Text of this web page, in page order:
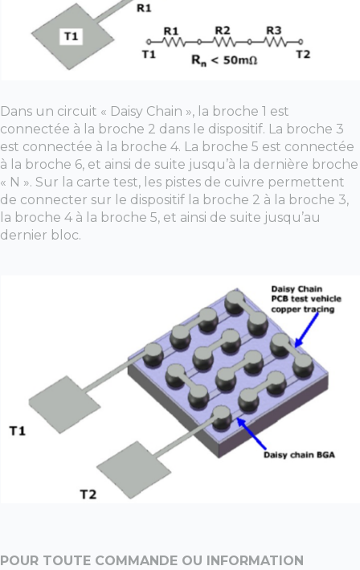
Dans un circuit « Daisy Chain », la broche 1 est
connectée à la broche 2 dans le dispositif. La broche 3
est connectée à la broche 4. La broche 5 est connectée
à la broche 6, et ainsi de suite jusqu’à la dernière broche
« N ». Sur la carte test, les pistes de cuivre permettent
de connecter sur le dispositif la broche 2 à la broche 3,
la broche 4 à la broche 5, et ainsi de suite jusqu’au
dernier bloc.
POUR TOUTE COMMANDE OU INFORMATION